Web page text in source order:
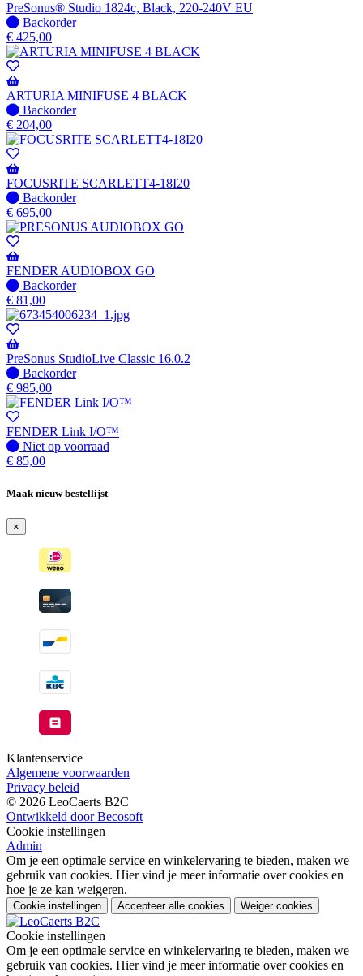
PreSonus® Studio 1824c, Black, 220-240V EU
Niet
op
voorraad
-
Wordt
verzonden
wanneer
beschikbaar
Backorder
€ 425,00
ARTURIA MINIFUSE 4 BLACK
Niet
op
voorraad
-
Wordt
verzonden
wanneer
beschikbaar
Backorder
€ 204,00
FOCUSRITE SCARLETT4-18I20
Niet
op
voorraad
-
Wordt
verzonden
wanneer
beschikbaar
Backorder
€ 695,00
FENDER AUDIOBOX GO
Niet
op
voorraad
-
Wordt
verzonden
wanneer
beschikbaar
Backorder
€ 81,00
PreSonus StudioLive Classic 16.0.2
Niet
op
voorraad
-
Wordt
verzonden
wanneer
Backorder
€ 985,00
FENDER Link I/O™
Niet
op
Niet op voorraad
€ 85,00
Maak nieuw bestellijst
×
Klantenservice
Algemene voorwaarden
Privacy beleid
© 2026 LeoCaerts B2C
Ontwikkeld door Becosoft
Cookie instellingen
Admin
Om je een optimale service en winkelervaring te bieden, maken we
gebruik van cookies. Hier vind je meer informatie over cookies en
hoe je ze kan weigeren.
Cookie instellingen Accepteer alle cookies Weiger cookies
Cookie instellingen
Om je een optimale service en winkelervaring te bieden, maken we
gebruik van cookies. Hier vind je meer informatie over cookies en